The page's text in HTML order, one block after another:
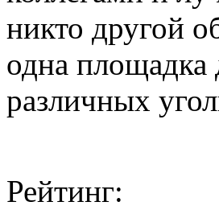
никто другой
одна площадка
различных
Рейтинг: